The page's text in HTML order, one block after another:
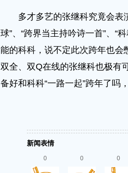
多才多艺的张继科究竟会表演
球”、“跨界当主持吟诗一首”、
能的科科，说不定此次跨年也
双全、双Q在线的张继科也极有
备好和科科“一路一起”跨年了吗
新闻表情
0 0 0